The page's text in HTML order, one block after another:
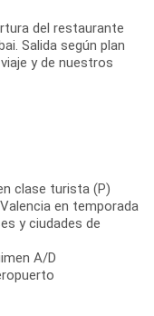
del restaurante
Salida según plan
y de nuestros
clase turista (P)
en temporada
y ciudades de
A/D